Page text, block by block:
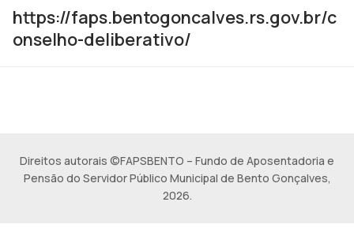
https://faps.bentogoncalves.rs.gov.br/c
onselho-deliberativo/
Direitos autorais ©FAPSBENTO – Fundo de Aposentadoria e
Pensão do Servidor Público Municipal de Bento Gonçalves,
2026.